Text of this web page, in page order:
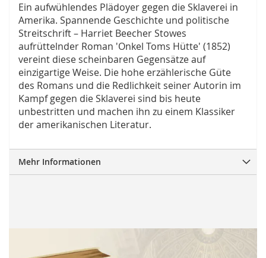
Ein aufwühlendes Plädoyer gegen die Sklaverei in
Amerika. Spannende Geschichte und politische
Streitschrift – Harriet Beecher Stowes
aufrüttelnder Roman 'Onkel Toms Hütte' (1852)
vereint diese scheinbaren Gegensätze auf
einzigartige Weise. Die hohe erzählerische Güte
des Romans und die Redlichkeit seiner Autorin im
Kampf gegen die Sklaverei sind bis heute
unbestritten und machen ihn zu einem Klassiker
der amerikanischen Literatur.
Mehr Informationen